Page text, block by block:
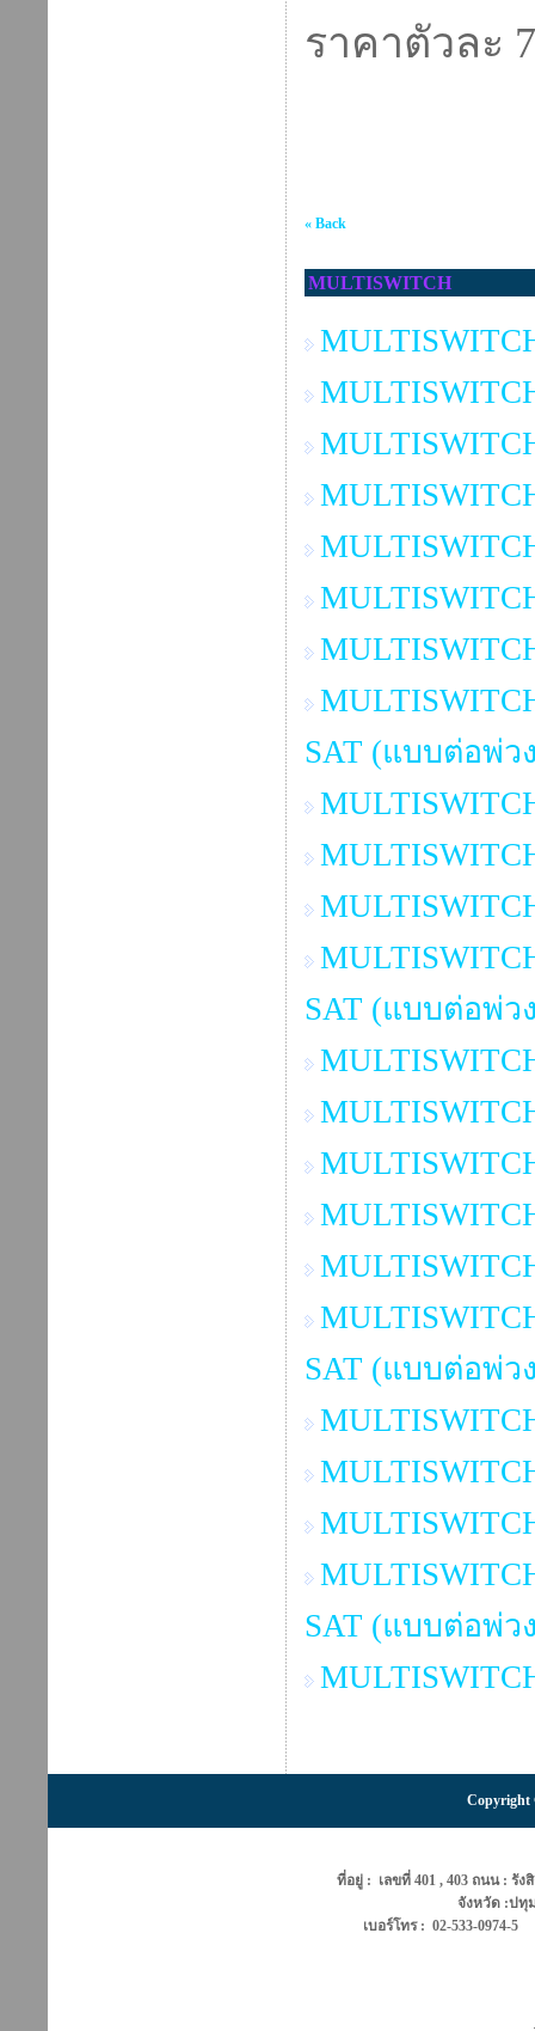
ราคาตัวละ
« Back
MULTISWITCH
SAT (แบบต่อพ่ว
SAT (แบบต่อพ่ว
SAT (แบบต่อพ่ว
SAT (แบบต่อพ่ว
Copyright
ที่อยู่ : เลขที่ 401 , 403 ถนน : รั
จังหวัด :ปทุ
เบอร์โทร : 02-533-0974-